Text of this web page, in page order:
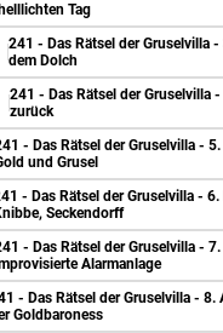
Tag
241 - Das Rätsel der Gruselvilla
dem Dolch
241 - Das Rätsel der Gruselvilla
zurück
- Das Rätsel der Gruselvilla -
und Grusel
- Das Rätsel der Gruselvilla -
Seckendorff
- Das Rätsel der Gruselvilla - 7.
Alarmanlage
- Das Rätsel der Gruselvilla - 8.
Goldbaroness